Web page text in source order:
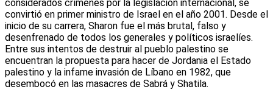
considerados crímenes por la legislación internacional, se
convirtió en primer ministro de Israel en el año 2001. Desde el
inicio de su carrera, Sharon fue el más brutal, falso y
desenfrenado de todos los generales y políticos israelíes.
Entre sus intentos de destruir al pueblo palestino se
encuentran la propuesta para hacer de Jordania el Estado
palestino y la infame invasión de Líbano en 1982, que
desembocó en las masacres de Sabrá y Shatila.